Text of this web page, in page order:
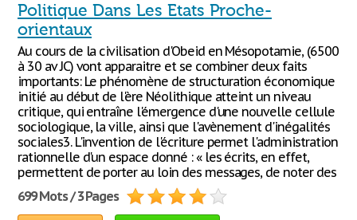
Politique Dans Les Etats Proche-
orientaux
Au cours de la civilisation d'Obeid en Mésopotamie, (6500
à 30 av JC) vont apparaitre et se combiner deux faits
importants: Le phénomène de structuration économique
initié au début de l'ère Néolithique atteint un niveau
critique, qui entraîne l'émergence d'une nouvelle cellule
sociologique, la ville, ainsi que l'avènement d'inégalités
sociales3. L'invention de l'écriture permet l'administration
rationnelle d'un espace donné : « les écrits, en effet,
permettent de porter au loin des messages, de noter des
699 Mots / 3 Pages